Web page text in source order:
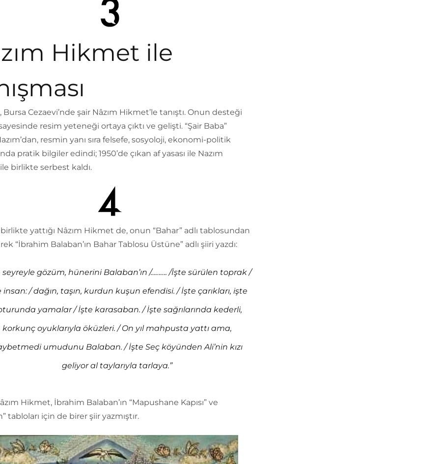
Hikmet ile
Bursa Cezaevi’nde şair Nâzım Hikmet’le tanıştı. Onun desteği
resim yeteneği ortaya çıktı ve gelişti. “Şair Baba”
resmin yanı sıra felsefe, sosyoloji, ekonomi-politik
pratik bilgiler edindi; 1950’de çıkan af yasası ile Nazım
birlikte serbest kaldı.
yattığı Nâzım Hikmet de, onun “Bahar” adlı tablosundan
“İbrahim Balaban’ın Bahar Tablosu Üstüne” adlı şiiri yazdı:
seyreyle gözüm, hünerini Balaban’ın /………. /İşte sürülen toprak /
insan: / dağın, taşın, kurdun kuşun efendisi. / İşte çarıkları, işte
yamalar / İşte karasaban. / İşte sağrılarında kederli,
korkunç oyuklarıyla öküzleri. / On yıl mahpusta yattı ama,
umudunu Balaban. / İşte Seç köyünden Ali’nin kızı
geliyor al taylarıyla tarlaya.”
Hikmet, İbrahim Balaban’ın “Mapushane Kapısı” ve
tabloları için de birer şiir yazmıştır.